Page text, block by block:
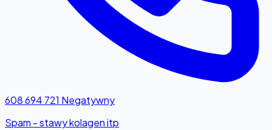
608 694 721 Negatywny
Spam - stawy kolagen itp